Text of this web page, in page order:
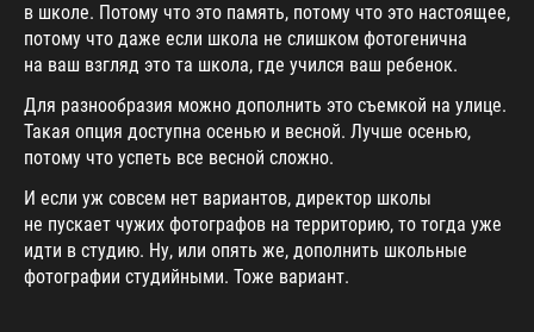
в школе. Потому что это память, потому что это настоящее,
потому что даже если школа не слишком фотогенична
на ваш взгляд это та школа, где учился ваш ребенок.
Для разнообразия можно дополнить это съемкой на улице.
Такая опция доступна осенью и весной. Лучше осенью,
потому что успеть все весной сложно.
И если уж совсем нет вариантов, директор школы
не пускает чужих фотографов на территорию, то тогда уже
идти в студию. Ну, или опять же, дополнить школьные
фотографии студийными. Тоже вариант.